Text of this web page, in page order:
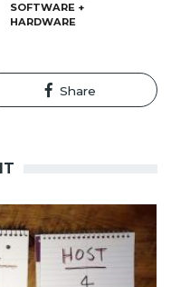
SOFTWARE +
HARDWARE
Share